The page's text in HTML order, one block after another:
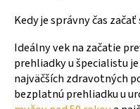
Kedy je správny čas
Ideálny vek na začatie
prehliadky u špecialistu je
najväčších zdravotných
bezplatnú prehliadku u